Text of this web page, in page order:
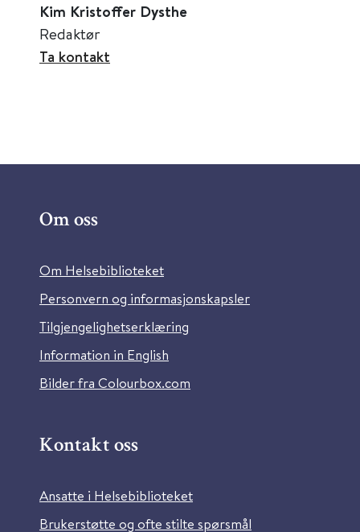
Kim Kristoffer Dysthe
Redaktør
Ta kontakt
Om oss
Om Helsebiblioteket
Personvern og informasjonskapsler
Tilgjengelighetserklæring
Information in English
Bilder fra Colourbox.com
Kontakt oss
Ansatte i Helsebiblioteket
Brukerstøtte og ofte stilte spørsmål